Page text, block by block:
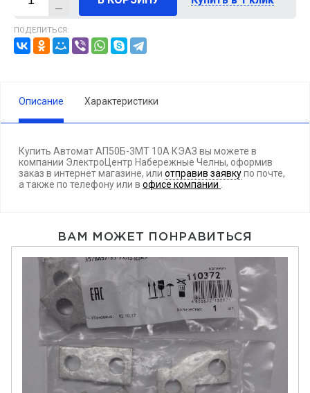
ПОДЕЛИТЬСЯ:
Описание Характеристики
Купить Автомат АП50Б-3МТ 10А КЭАЗ вы можете в
компании ЭлектроЦентр Набережные Челны, оформив
заказ в интернет магазине, или отправив заявкупо почте,
а также по телефонуили в офисе компании
ВАМ МОЖЕТ ПОНРАВИТЬСЯ